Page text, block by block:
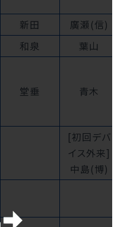
新田 廣瀬(信)
和泉 葉山
堂垂 青木
[初回デバ
イス外来]
中島(博)